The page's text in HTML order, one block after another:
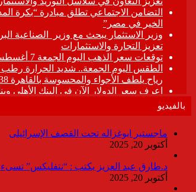
بالفيديو
ماجستير ابوغزاله تحت القصف الإسرائيلى
أكتوبر 20, 2025
د.طارق عبد العزيز يكتب : “نتفليكس” تسىء
أكتوبر 20, 2025